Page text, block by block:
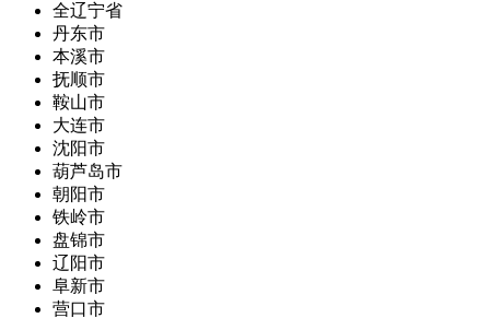
全辽宁省
丹东市
本溪市
抚顺市
鞍山市
大连市
沈阳市
葫芦岛市
朝阳市
铁岭市
盘锦市
辽阳市
阜新市
营口市